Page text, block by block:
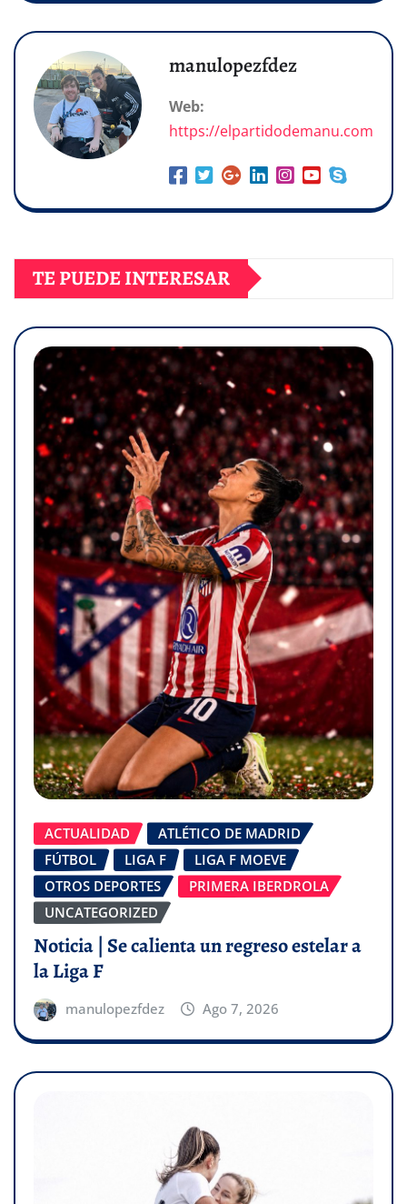
manulopezfdez
Web:
https://elpartidodemanu.com
TE PUEDE INTERESAR
ACTUALIDAD
ATLÉTICO DE MADRID
FÚTBOL
LIGA F
LIGA F MOEVE
OTROS DEPORTES
PRIMERA IBERDROLA
UNCATEGORIZED
Noticia | Se calienta un regreso estelar a
la Liga F
manulopezfdez Ago 7, 2026